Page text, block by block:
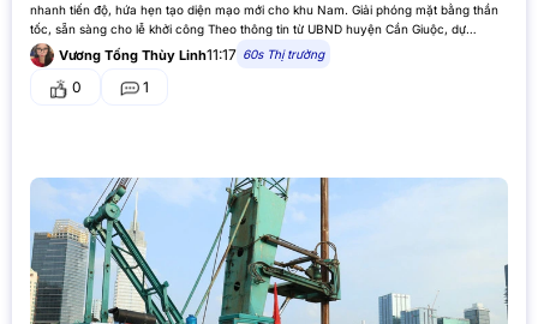
nhanh tiến độ, hứa hẹn tạo diện mạo mới cho khu Nam. Giải phóng mặt bằng thần
tốc, sẵn sàng cho lễ khởi công Theo thông tin từ UBND huyện Cần Giuộc, dự…
Vương Tống Thùy Linh11:17 60s Thị trường
0 1